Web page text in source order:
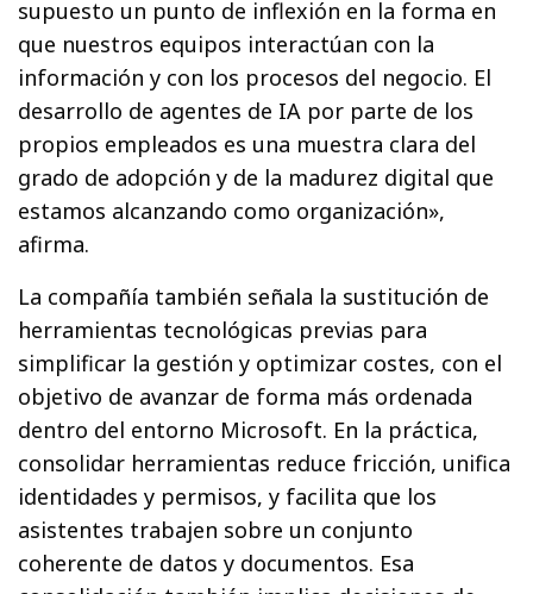
supuesto un punto de inflexión en la forma en
que nuestros equipos interactúan con la
información y con los procesos del negocio. El
desarrollo de agentes de IA por parte de los
propios empleados es una muestra clara del
grado de adopción y de la madurez digital que
estamos alcanzando como organización»,
afirma.
La compañía también señala la sustitución de
herramientas tecnológicas previas para
simplificar la gestión y optimizar costes, con el
objetivo de avanzar de forma más ordenada
dentro del entorno Microsoft. En la práctica,
consolidar herramientas reduce fricción, unifica
identidades y permisos, y facilita que los
asistentes trabajen sobre un conjunto
coherente de datos y documentos. Esa